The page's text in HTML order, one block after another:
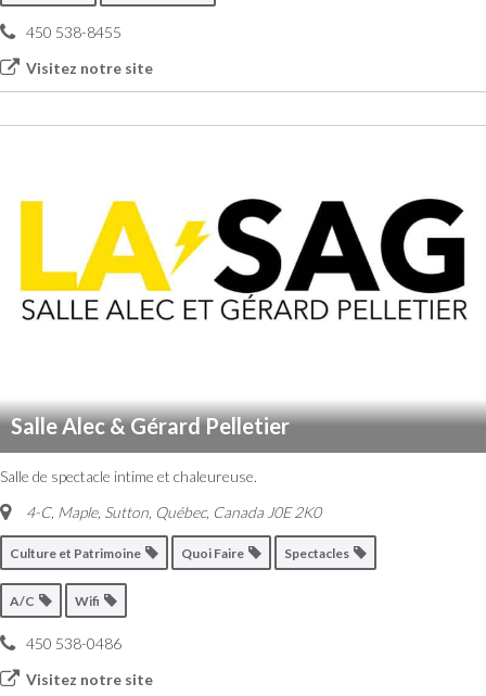
450 538-8455
Visitez notre site
Salle Alec & Gérard Pelletier
Salle de spectacle intime et chaleureuse.
4-C, Maple, Sutton Québec, Canada J0E 2K0
Culture et Patrimoine Quoi Faire Spectacles
A/C Wifi
450 538-0486
Visitez notre site